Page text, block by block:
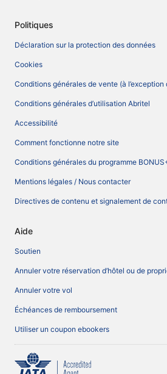
Politiques
Déclaration sur la protection des données
Cookies
Conditions générales de vente (à
Conditions générales d’utilisation Abritel
Accessibilité
Comment fonctionne notre site
Conditions générales du programme
Mentions légales / Nous contacter
Directives de contenu et signalement de
Aide
Soutien
Annuler votre réservation d’hôtel ou de
Annuler votre vol
Échéances de remboursement
Utiliser un coupon ebookers